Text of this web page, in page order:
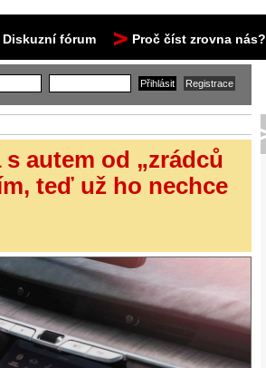
Diskuzní fórum Proč číst zrovna nás?
autem od „zrádců
teď už ho nechce